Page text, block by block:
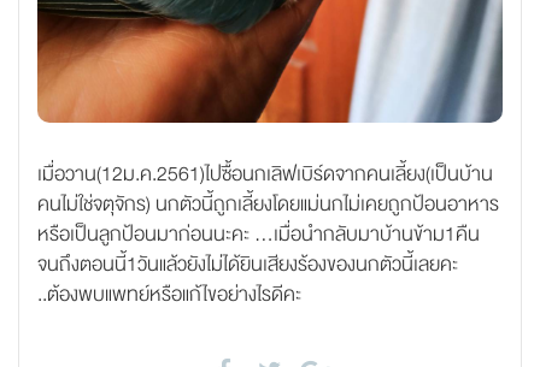
เมื่อวาน(12ม.ค.2561)ไปซื้อนกเลิฟเบิร์ดจากคนเลี้ยง(เป็นบ้าน
คนไม่ใช่จตุจักร) นกตัวนี้ถูกเลี้ยงโดยแม่นกไม่เคยถูกป้อนอาหาร
หรือเป็นลูกป้อนมาก่อนนะคะ ...เมื่อนำกลับมาบ้านข้าม1คืน
จนถึงตอนนี้1วันแล้วยังไม่ได้ยินเสียงร้องของนกตัวนี้เลยคะ
..ต้องพบแพทย์หรือแก้ไขอย่างไรดีคะ